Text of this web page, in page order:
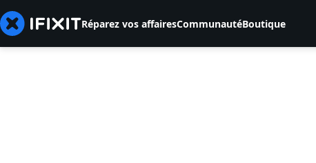
Réparez vos affairesCommunautéBoutique